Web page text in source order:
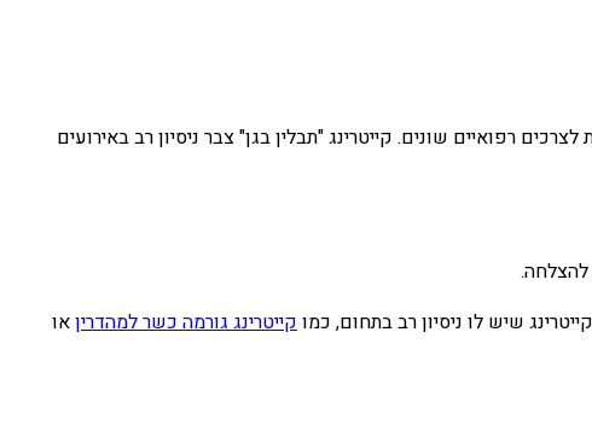
רפואיים שונים. קייטרינג "תבלין בגן" צבר ניסיון רב באירועים
להצלחה.
שיש לו ניסיון רב בתחום, כמוקייטרינג גורמה כשר למהדריןאו